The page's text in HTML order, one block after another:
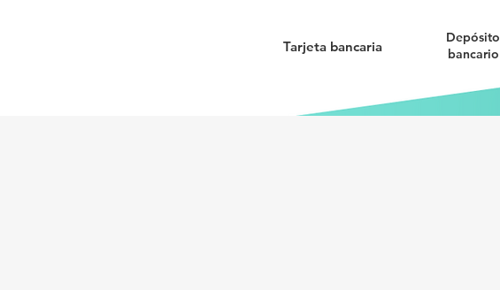
Tarjeta bancaria
Depósito
bancario